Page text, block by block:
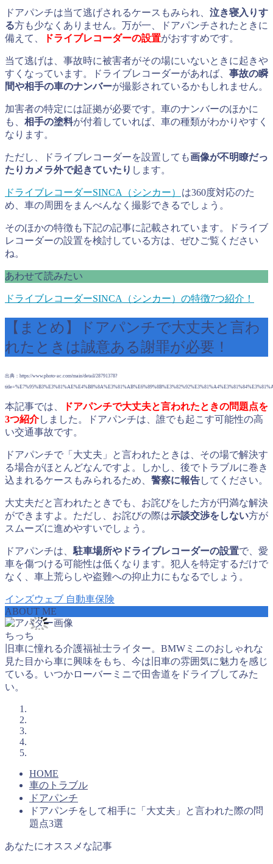
ドアパンチは当て逃げされるケースもみられ、 泣き寝入りす
る方も少なくありません。万が一、ドアパンチされたときに
備えて、
ドライブレコーダーの設置がおすすめです。
当て逃げは、事故時に被害者がその場にいないときに起きや
すくなっています。ドライブレコーダーがあれば、 事故の瞬
間や相手の車のナンバーが撮影されているかもしれません。
加害者の特定には証拠が必要です。車のナンバーのほかに
も、 相手の塗料が付着していれば、車の種類がわかりやすく
なります。
ただし、ドライブレコーダーを設置しても画像が不明瞭だっ
たりカメラ外で起きていたり します。
ドライブレコーダーSINCA（シンカー）
は360度対応のた
め、車の周囲をまんべんなく撮影できるでしょう。
そのほかの特徴も下記の記事に記載されています。ドライブ
レコーダーの設置を検討している方は、ぜひご覧ください
ね。
あわせて読みたい
ドライブレコーダーSINCA（シンカー）の特徴7つ紹介！
【まとめ】ドアパンチで大丈夫と言わ
れたときは誠意ある謝罪が必要！
出典：https://www.photo-ac.com/main/detail/28791378?
本記事では、
ドアパンチで大丈夫と言われたときの問題点を
3つ紹介しました。ドアパンチは、誰でも起こす可能性の高
い交通事故です。
ドアパンチで「大丈夫」と言われたときは、その場で解決す
る場合がほとんどなんですよ。しかし、後でトラブルに巻き
込まれるケースもみられるため、 警察に報告してください。
大丈夫だと言われたときでも、お詫びをした方が円満な解決
ができますよ。ただし、お詫びの際は示談交渉をしない方が
スムーズに進めやすいでしょう。
ドアパンチは、 駐車場所やドライブレコーダーの設置で、愛
車を傷つける可能性は低くなります。犯人を特定するだけで
なく、車上荒らしや盗難への抑止力にもなるでしょう。
インズウェブ 自動車保険
ABOUT ME
ちっち
旧車に憧れる介護福祉士ライター。BMWミニのおしゃれな
見た目から車に興味をもち、今は旧車の雰囲気に魅力を感じ
ている。いつかローバーミニで田舎道をドライブしてみた
い。
HOME
車のトラブル
ドアパンチ
ドアパンチをして相手に「大丈夫」と言われた際の問
題点3選
あなたにオススメな記事